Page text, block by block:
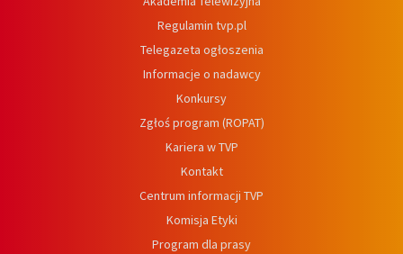
Regulamin tvp.pl
Telegazeta ogłoszenia
Informacje o nadawcy
Konkursy
Zgłoś program (ROPAT)
Kariera w TVP
Kontakt
Centrum informacji TVP
Komisja Etyki
Program dla prasy